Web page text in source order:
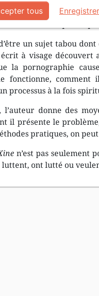
la pornographie
un sujet tabou
à visage découvert
la pornographie
fonctionne, comment
processus à la fois
l’auteur donne des
il présente le
pratiques, on
n’est pas seulement
luttent, ont lutté ou
tous